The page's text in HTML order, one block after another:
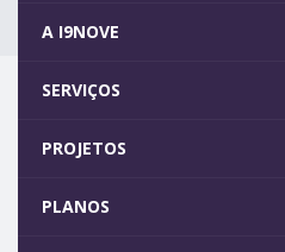
A I9NOVE
SERVIÇOS
PROJETOS
PLANOS
We are the Best
nunc augue blandit nunc, eu